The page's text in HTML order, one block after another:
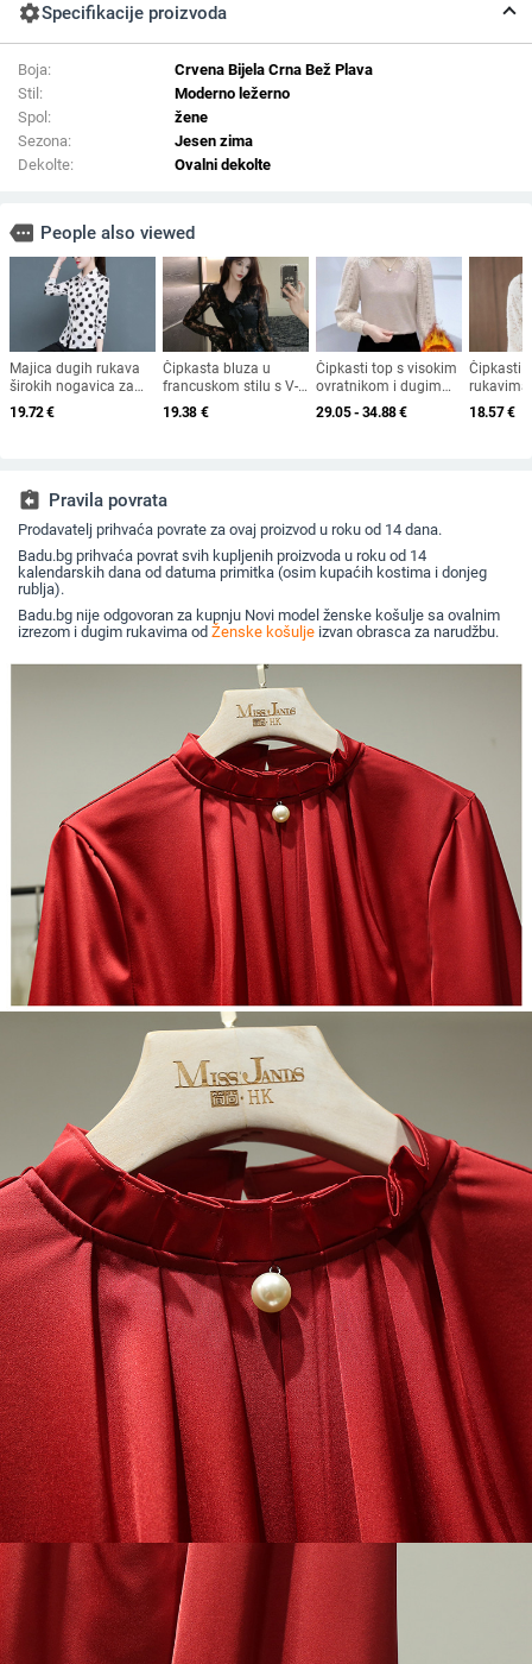
settingsSpecifikacije proizvoda
Boja:
Crvena Bijela Crna Bež Plava
Stil:
Moderno ležerno
Spol:
žene
Sezona:
Jesen zima
Dekolte:
Ovalni dekolte
more People also viewed
Majica dugih rukava
širokih nogavica za
veće veličine, proljetni i
jesenski stil, korejski
točkice
19.72€
Čipkasta bluza u
francuskom stilu s V-
izrezom, volanima i
prorezima, za žene,
19.38 €
Čipkasti top s visokim
ovratnikom i dugim
rukavima, poliester
tkanina, regularni kroj
29.05 - 34.88€
Čipkasti
uzorak,
ovratnik,
18.57€
assignment_return Pravila povrata
Prodavatelj prihvaća povrate za ovaj proizvod u roku od 14 dana.
Badu.bg prihvaća povrat svih kupljenih proizvoda u roku od 14
kalendarskih dana od datuma primitka (osim kupaćih kostima i donjeg
rublja).
Badu.bg nije odgovoran za kupnju Novi model ženske košulje sa ovalnim
izrezom i dugim rukavima od Ženske košulje izvan obrasca za narudžbu.